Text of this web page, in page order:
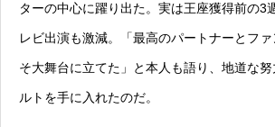
ターの中心に躍り出た。実は王座獲得前の3
レビ出演も激減。「最高のパートナーとフ
そ大舞台に立てた」と本人も語り、地道な
ルトを手に入れたのだ。